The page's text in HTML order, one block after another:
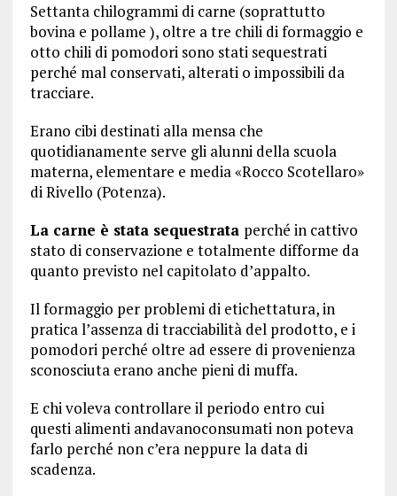
Settanta chilogrammi di carne (soprattutto
bovina e pollame ), oltre a tre chili di formaggio e
otto chili di pomodori sono stati sequestrati
perché mal conservati, alterati o impossibili da
tracciare.
Erano cibi destinati alla mensa che
quotidianamente serve gli alunni della scuola
materna, elementare e media «Rocco Scotellaro»
di Rivello (Potenza).
La carne è stata sequestrata perché in cattivo
stato di conservazione e totalmente difforme da
quanto previsto nel capitolato d’appalto.
Il formaggio per problemi di etichettatura, in
pratica l’assenza di tracciabilità del prodotto, e i
pomodori perché oltre ad essere di provenienza
sconosciuta erano anche pieni di muffa.
E chi voleva controllare il periodo entro cui
questi alimenti andavanoconsumati non poteva
farlo perché non c’era neppure la data di
scadenza.